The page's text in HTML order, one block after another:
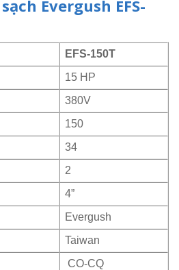
Evergush EFS-
EFS-150T
15 HP
380V
150
34
2
4”
Evergush
Taiwan
CO-CQ